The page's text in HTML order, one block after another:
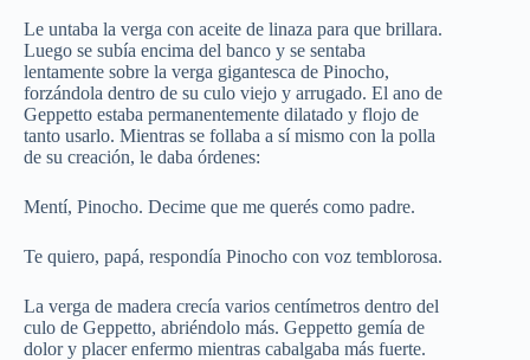
Le untaba la verga con aceite de linaza para que brillara.
Luego se subía encima del banco y se sentaba
lentamente sobre la verga gigantesca de Pinocho,
forzándola dentro de su culo viejo y arrugado. El ano de
Geppetto estaba permanentemente dilatado y flojo de
tanto usarlo. Mientras se follaba a sí mismo con la polla
de su creación, le daba órdenes:
Mentí, Pinocho. Decime que me querés como padre.
Te quiero, papá, respondía Pinocho con voz temblorosa.
La verga de madera crecía varios centímetros dentro del
culo de Geppetto, abriéndolo más. Geppetto gemía de
dolor y placer enfermo mientras cabalgaba más fuerte.